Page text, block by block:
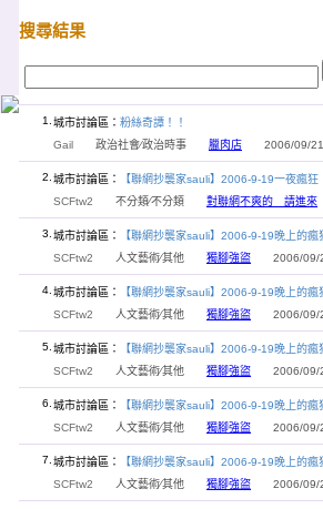
搜尋結果
1. 城市討論區： 粉絲奇譚！！
Gail 政治社會∕政治時事 臘肉店 2006/09/21
2. 城市討論區：
【聯網抄襲家sauli】2006-9-19一夜瘋
SCFtw2 不分類∕不分類 對聯網不爽的 請進來
3. 城市討論區：
【聯網抄襲家sauli】2006-9-19晚上的
SCFtw2 人文藝術∕其他 獨腳強盜 2006/09/
4. 城市討論區：
【聯網抄襲家sauli】2006-9-19晚上的瘋
SCFtw2 人文藝術∕其他 獨腳強盜 2006/09/
5. 城市討論區：
【聯網抄襲家sauli】2006-9-19晚上的瘋
SCFtw2 人文藝術∕其他 獨腳強盜 2006/09/
6. 城市討論區：
【聯網抄襲家sauli】2006-9-19晚上的瘋
SCFtw2 人文藝術∕其他 獨腳強盜 2006/09/
7. 城市討論區：
【聯網抄襲家sauli】2006-9-19晚上的瘋
SCFtw2 人文藝術∕其他 獨腳強盜 2006/09/